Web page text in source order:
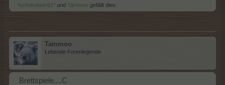
*schokolade61* und Tammoo gefällt dies.
Tammoo
Lebende Forenlegende
Brettspiele....C